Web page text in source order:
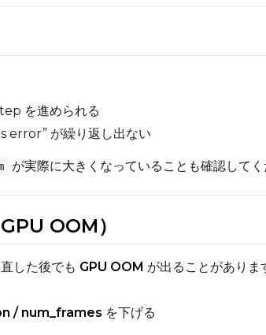
を進められる
error” が繰り返し出ない
が実際に大きくなっていることも確認して
OOM）
した後でも GPU OOM が出ることがありま
/ num_frames を下げる